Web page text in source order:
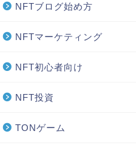
NFTブログ始め方
NFTマーケティング
NFT初心者向け
NFT投資
TONゲーム